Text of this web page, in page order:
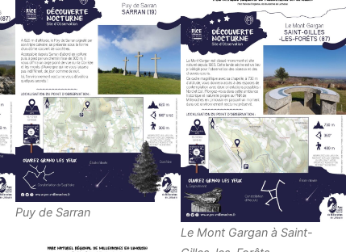
Puy de Sarran
Le Mont Gargan à Saint-